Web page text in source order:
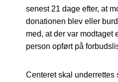
senest 21 dage efter, at
donationen blev eller
med, at der var modtaget
person opført på
Centeret skal underrettes